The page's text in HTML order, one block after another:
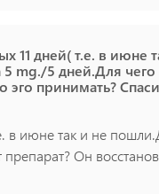
11 дней( т.е. в июне
mg./5 дней.Для чего
эго принимать?
в июне так и не
Он